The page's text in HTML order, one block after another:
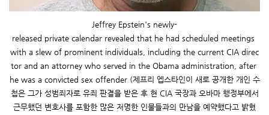
Jeffrey Epstein's newly-
released private calendar revealed that he had scheduled meetings
with a slew of prominent individuals, including the current CIA direc
tor and an attorney who served in the Obama administration, after
he was a convicted sex offender (제프리 엡스타인이 새로 공개한 개인 수
첩은 그가 성범죄자로 유죄 판결을 받은 후 현 CIA 국장과 오바마 행정부에서
근무했던 변호사를 포함한 많은 저명한 인물들과의 만남을 예약했다고 밝혔